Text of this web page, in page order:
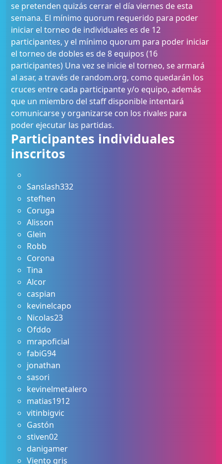
se pretenden quizás cerrar el día viernes de esta
semana. El mínimo quorum requerido para poder
iniciar el torneo de individuales es de 12
participantes, y el mínimo quorum para poder iniciar
el torneo de dobles es de 8 equipos (16
participantes) Una vez se inicie el torneo, se armará
al asar, a través de random.org, como quedarán los
cruces entre cada participante y/o equipo, además
que un miembro del staff disponible intentará
comunicarse y organizarse con los rivales para
poder ejecutar las partidas.
Participantes individuales
inscritos
Sanslash332
stefhen
Coruga
Alisson
Glein
Robb
Corona
Tina
Alcor
caspian
kevinelcapo
Nicolas23
Ofddo
mrapoficial
fabiG94
jonathan
sasori
kevinelmetalero
matias1912
vitinbigvic
Gastón
stiven02
danigamer
Viento gris